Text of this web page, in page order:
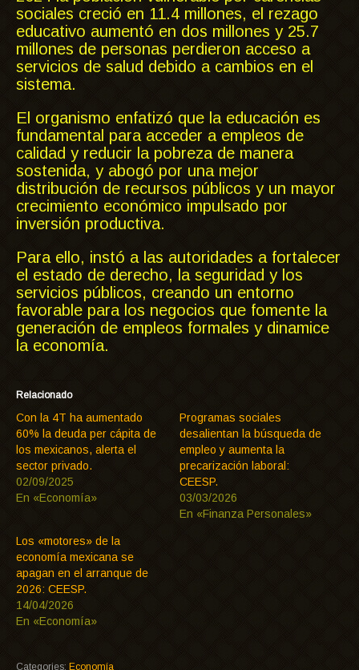
sociales creció en 11.4 millones, el rezago
educativo aumentó en dos millones y 25.7
millones de personas perdieron acceso a
servicios de salud debido a cambios en el
sistema.
El organismo enfatizó que la educación es
fundamental para acceder a empleos de
calidad y reducir la pobreza de manera
sostenida, y abogó por una mejor
distribución de recursos públicos y un mayor
crecimiento económico impulsado por
inversión productiva.
Para ello, instó a las autoridades a fortalecer
el estado de derecho, la seguridad y los
servicios públicos, creando un entorno
favorable para los negocios que fomente la
generación de empleos formales y dinamice
la economía.
Relacionado
Con la 4T ha aumentado
60% la deuda per cápita de
los mexicanos, alerta el
sector privado.
02/09/2025
En «Economía»
Programas sociales
desalientan la búsqueda de
empleo y aumenta la
precarización laboral:
CEESP.
03/03/2026
En «Finanza Personales»
Los «motores» de la
economía mexicana se
apagan en el arranque de
2026: CEESP.
14/04/2026
En «Economía»
Categories: Economía